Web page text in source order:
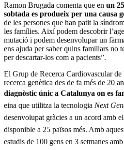
Ramon Brugada comenta que en un
sobtada es produeix per una causa
de les persones que han patit la
les famílies. Així podem descobrir
mutació i podem desenvolupar un
ens ajuda per saber quins familiars no
per descartar-los com a pacients”.
El Grup de Recerca Cardiovascular
recerca genètica des de fa més de 20
diagnòstic únic a Catalunya on es
eina que utilitza la tecnologia Next
desenvolupat gràcies a un acord amb
disponible a 25 països més. Amb
estudis de 100 gens en 3 setmanes